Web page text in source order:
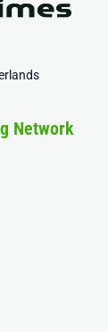
Network